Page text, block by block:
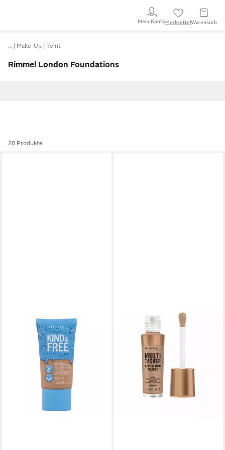
Mein KontoMerkzettel Warenkorb
… Make-Up Teint
Rimmel London Foundations
28 Produkte